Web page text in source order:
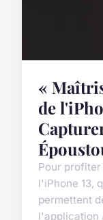
«
de
Pour
l'iPhone 13,
permettent
l'application